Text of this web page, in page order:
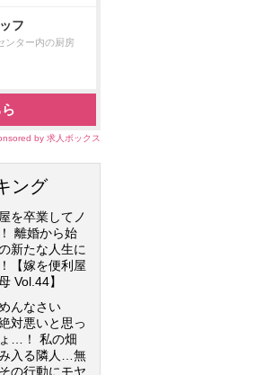
フ
ンター内の厨房
by 求人ボックス
ング
を卒業してノ
離婚から始
新たな人生に
【嫁を便利屋
Vol.44】
んなさい
対悪いと思っ
…！ 私の畑
入る隣人…無
の行動にモヤ